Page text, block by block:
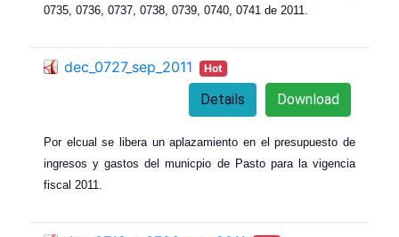
0735, 0736, 0737, 0738, 0739, 0740, 0741 de 2011.
dec_0727_sep_2011 Hot
Download
Details
Por elcual se libera un aplazamiento en el presupuesto de
ingresos y gastos del municpio de Pasto para la vigencia
fiscal 2011.